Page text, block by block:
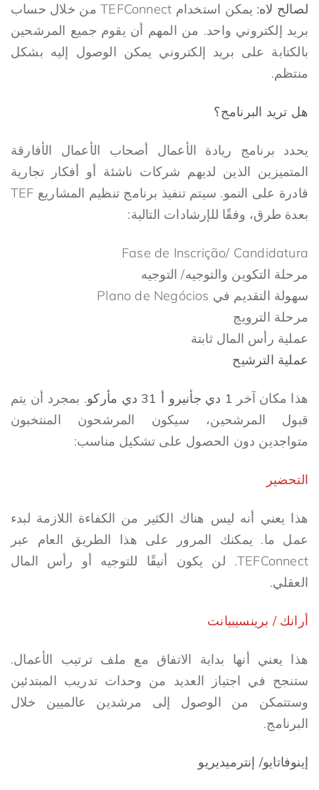
لصالح لاه:
يمكن استخدام TEFConnect من خلال حساب
بريد إلكتروني واحد. من المهم أن يقوم جميع المرشحين
بالكتابة على بريد إلكتروني يمكن الوصول إليه بشكل
منتظم.
هل تريد البرنامج؟
يحدد برنامج ريادة الأعمال أصحاب الأعمال الأفارقة
المتميزين الذين لديهم شركات ناشئة أو أفكار تجارية
قادرة على النمو. سيتم تنفيذ برنامج تنظيم المشاريع TEF
بعدة طرق، وفقًا للإرشادات التالية:
Fase de Inscrição/ Candidatura
مرحلة التكوين والتوجيه/ التوجيه
سهولة التقديم في Plano de Negócios
مرحلة الترويج
عملية رأس المال ثابتة
عملية الترشيح
هذا مكان آخر 1 دي جأنيرو أ 31 دي مأركو. بمجرد أن يتم
قبول المرشحين، سيكون المرشحون المنتخبون
متواجدين دون الحصول على تشكيل مناسب:
التحضير
هذا يعني أنه ليس هناك الكثير من الكفاءة اللازمة لبدء
عمل ما. يمكنك المرور على هذا الطريق العام عبر
TEFConnect. لن يكون أنيقًا للتوجيه أو رأس المال
العقلي.
أرانك / برينسيبيانت
هذا يعني أنها بداية الاتفاق مع ملف ترتيب الأعمال.
ستنجح في اجتياز العديد من وحدات تدريب المبتدئين
وستتمكن من الوصول إلى مرشدين عالميين خلال
البرنامج.
إينوفاتايو/ إنترميديريو